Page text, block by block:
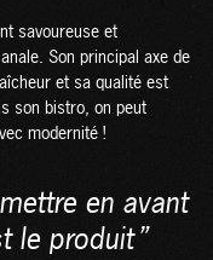
savoureuse et
Son principal axe de
et sa qualité est
son bistro, on peut
modernité !
en avant
le produit